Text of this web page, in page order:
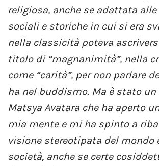
religiosa, anche se adattata alle
sociali e storiche in cui si era
nella classicità poteva
titolo di “magnanimità”, nella
come “carità”, per non parlare
ha nel buddismo. Ma è stato un
Matsya Avatara che ha aperto
mia mente e mi ha spinto a
visione stereotipata del mondo
società, anche se certe